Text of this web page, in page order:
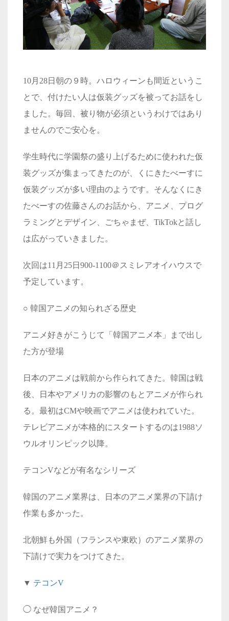
10月 28日朝の９時。ハロウィーンも間近というこ
とで、付けたい人は仮装グッズを被ってお話をし
ました。毎回、被り物が必須というわけではあり
ませんのでご安心を。
学生時代に学園祭の盛り上げるために使われた仮
装グッズが集まってきたのが、くにきたべーすに
仮装グッズが多い理由のようです。そんなくにき
たべーすの佐藤さんのお話から、アニメ、プログ
ラミングとデザイン、ごちゃまぜ、 TikTokと話し
は広がっていきました。
次回は11 月 25日 900-1100＠スミレアオイハウスで
予定しています。
○ 韓国アニメの知られざる歴史
アニメ好きがこうじて「韓国アニメ本」まで出し
た方が登場
日本のアニメは戦前から作られてきた。韓国は戦
後、日本やアメリカの影響のもとアニメが作られ
る。最初はCMや映画でアニメは使われていた。
テレビアニメが本格的にスタートするのは1988ソ
ウルオリンピック以降。
テコンVなどが有名なシリーズ
韓国のアニメ業界は、日本のアニメ業界の下請け
作業も多かった。
北朝鮮も外国（フランスや東欧）のアニメ業界の
下請けで実力をつけてきた。
▼ テコンV
◯ なぜ韓国アニメ？